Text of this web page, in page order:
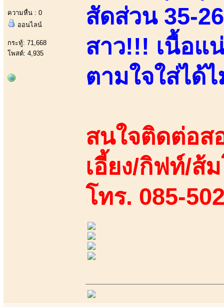
ความหื่น : 0
ออนไลน์
กระทู้: 71,668
โพสต์: 4,935
สัดส่วน 35-
สาว!!! เนื้อ
ตามใจใส่ได้
สนใจติดต่อส
เอี้ยง/กิฟท์/ส้
โทร. 085-